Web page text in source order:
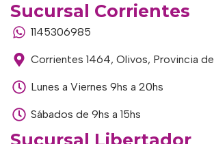
Sucursal Corrientes
1145306985
Corrientes 1464, Olivos, Provincia
Lunes a Viernes 9hs a 20hs
Sábados de 9hs a 15hs
Sucursal Libertador